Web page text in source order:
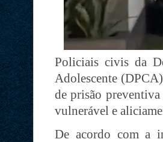
Policiais civis da
Adolescente
de prisão
vulnerável e
De acordo com a